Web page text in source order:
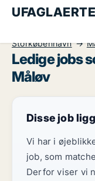
Storkøbenhavn
Ledige jobs
Måløv
Disse job
Vi har i
job, som
Derfor viser vi